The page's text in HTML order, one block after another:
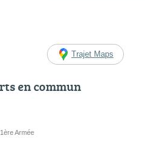
Trajet Maps
en commun
Armée